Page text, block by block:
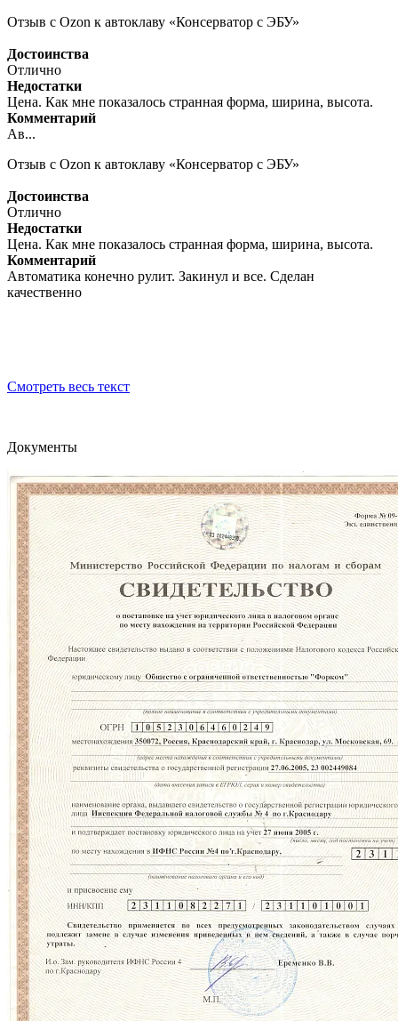
Отзыв с Ozon к автоклаву «Консерватор с ЭБУ»
Достоинства
Отлично
Недостатки
Цена. Как мне показалось странная форма, ширина, высота.
Комментарий
Ав...
Отзыв с Ozon к автоклаву «Консерватор с ЭБУ»
Достоинства
Отлично
Недостатки
Цена. Как мне показалось странная форма, ширина, высота.
Комментарий
Автоматика конечно рулит. Закинул и все. Сделан
качественно
Смотреть весь текст
Документы